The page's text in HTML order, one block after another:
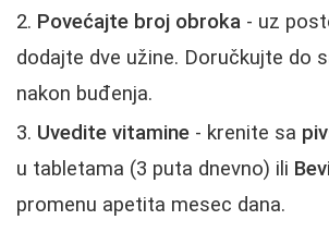
Povećajte broj obroka - uz
dodajte dve užine. Doručkujte do
nakon buđenja.
Uvedite vitamine - krenite sa
u tabletama (3 puta dnevno) ili
promenu apetita mesec dana.